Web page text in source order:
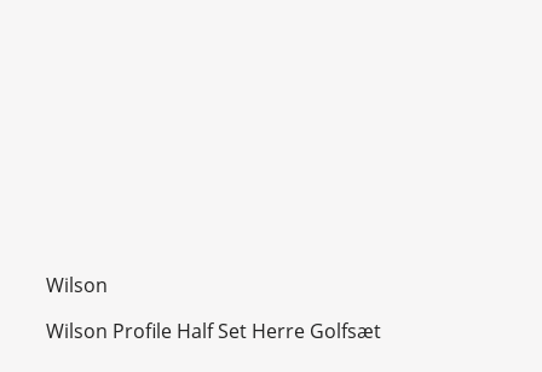
Wilson
Wilson Profile Half Set Herre Golfsæt